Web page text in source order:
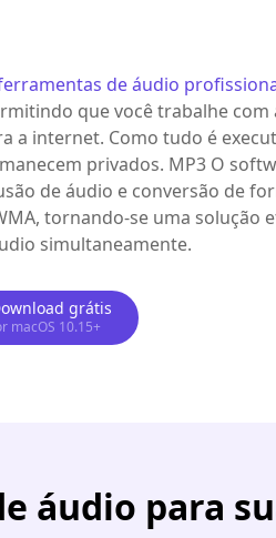
de áudio
que você trabalhe com
a internet. Como tudo é
privados. MP3 O
de áudio e conversão de
tornando-se uma
simultaneamente.
grátis
macOS 10.15+
áudio para